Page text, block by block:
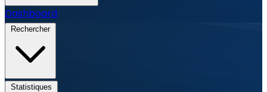
Dashboard
Rechercher
Statistiques